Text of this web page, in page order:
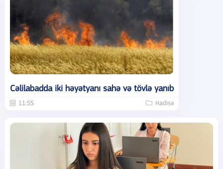
Cəlilabadda iki həyətyanı sahə və tövlə yanıb
11:55 Hadisə